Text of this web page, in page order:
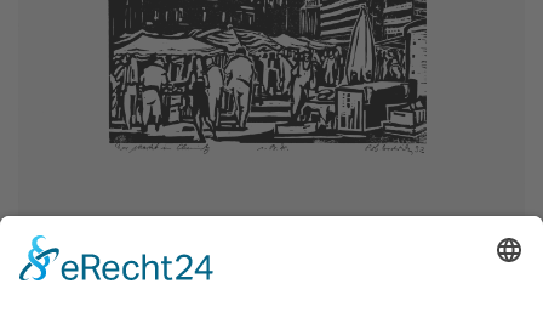
Robert Diedrichs, Der Markt in Chemnitz